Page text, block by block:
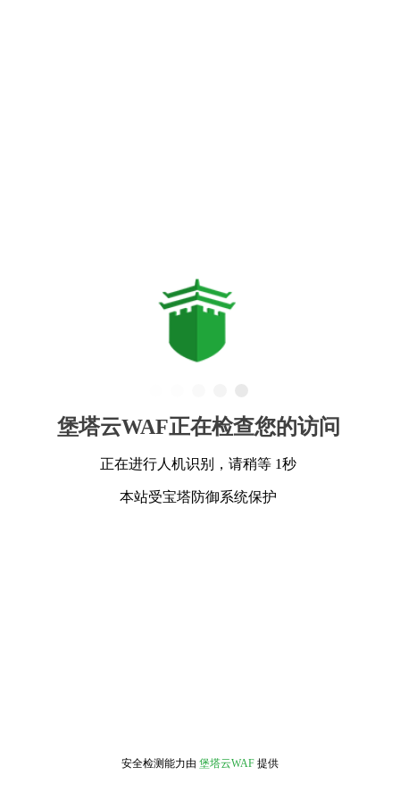
堡塔云WAF正在检查您的访问
正在进行人机识别，请稍等 1秒
本站受宝塔防御系统保护
安全检测能力由 堡塔云WAF 提供